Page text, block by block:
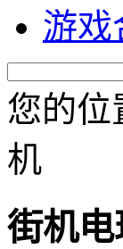
游戏
您的位
机
街机